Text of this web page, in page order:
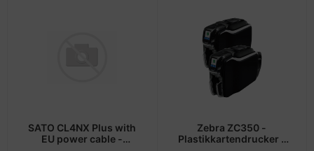
SATO CL4NX Plus with
EU power cable -
Zebra ZC350 -
Plastikkartendrucker -